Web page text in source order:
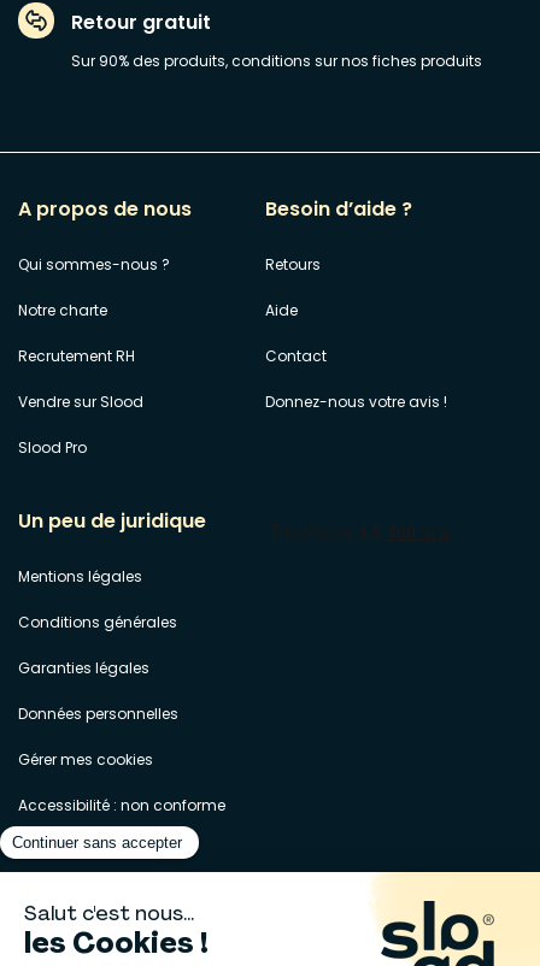
Retour gratuit
Sur 90% des produits, conditions sur nos fiches produits
A propos de nous
Qui sommes-nous ?
Notre charte
Recrutement RH
Vendre sur Slood
Slood Pro
Besoin d’aide ?
Retours
Aide
Contact
Donnez-nous votre avis !
Un peu de juridique
Mentions légales
Conditions générales
Garanties légales
Données personnelles
Gérer mes cookies
Accessibilité : non conforme